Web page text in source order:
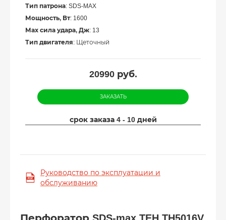
Тип патрона: SDS-MAX
Мощность, Вт: 1600
Мах сила удара, Дж: 13
Тип двигателя: Щеточный
20990руб.
ЗАКАЗАТЬ
срок заказа 4 - 10 дней
Руководство по эксплуатации и
обслуживанию